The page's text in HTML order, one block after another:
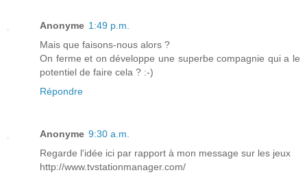
Anonyme 1:49 p.m.
Mais que faisons-nous alors ?
On ferme et on développe une superbe compagnie qui a le
potentiel de faire cela ? :-)
Répondre
Anonyme 9:30 a.m.
Regarde l'idée ici par rapport à mon message sur les jeux
http://www.tvstationmanager.com/